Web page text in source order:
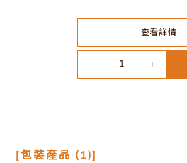
查看詳情
[包裝產品 (1)]